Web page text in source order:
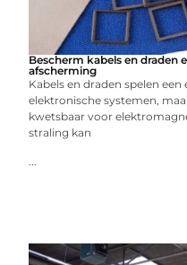
Bescherm kabels en draden
afscherming
Kabels en draden spelen
elektronische systemen,
kwetsbaar voor
straling kan
...